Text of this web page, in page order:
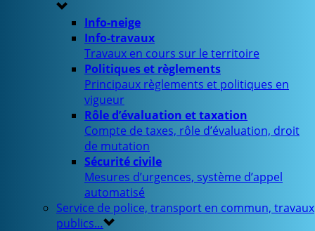
Info-neige
Info-travaux
Travaux en cours sur le territoire
Politiques et règlements
Principaux règlements et politiques en
vigueur
Rôle d’évaluation et taxation
Compte de taxes, rôle d’évaluation, droit
de mutation
Sécurité civile
Mesures d’urgences, système d’appel
automatisé
Service de police, transport en commun, travaux
publics…